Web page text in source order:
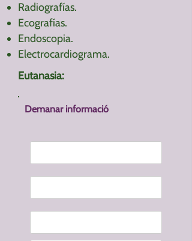
Radiografías.
Ecografías.
Endoscopia.
Electrocardiograma.
Eutanasia:
Demanar informació